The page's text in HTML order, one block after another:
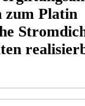
Platin